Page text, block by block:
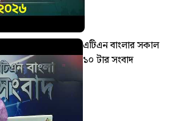
এটিএন বাংলার সকাল
১০ টার সংবাদ